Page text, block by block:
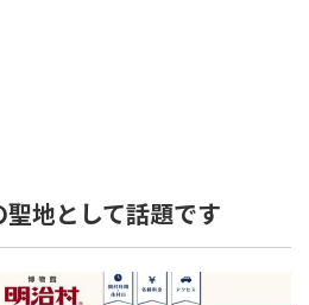
地として話題です